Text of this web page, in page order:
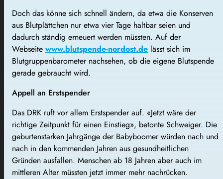
Doch das könne sich schnell ändern, da etwa die Konserven
aus Blutplättchen nur etwa vier Tage haltbar seien und
dadurch ständig erneuert werden müssten. Auf der
Webseite www.blutspende-nordost.de lässt sich im
Blutgruppenbarometer nachsehen, ob die eigene Blutspende
gerade gebraucht wird.
Appell an Erstspender
Das DRK ruft vor allem Erstspender auf. «Jetzt wäre der
richtige Zeitpunkt für einen Einstieg», betonte Schweiger. Die
geburtenstarken Jahrgänge der Babyboomer würden nach und
nach in den kommenden Jahren aus gesundheitlichen
Gründen ausfallen. Menschen ab 18 Jahren aber auch im
mittleren Alter müssten jetzt immer mehr nachrücken.